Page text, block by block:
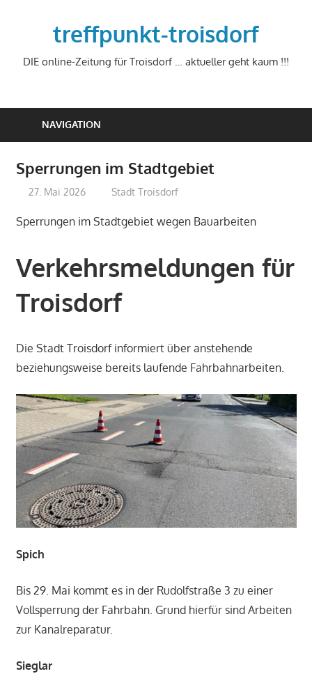
treffpunkt-troisdorf
DIE online-Zeitung für Troisdorf … aktueller geht kaum !!!
NAVIGATION
Sperrungen im Stadtgebiet
27. Mai 2026 treffpunkt
Stadt Troisdorf
Sperrungen im Stadtgebiet wegen Bauarbeiten
Verkehrsmeldungen für
Troisdorf
Die Stadt Troisdorf informiert über anstehende
beziehungsweise bereits laufende Fahrbahnarbeiten.
Spich
Bis 29. Mai kommt es in der Rudolfstraße 3 zu einer
Vollsperrung der Fahrbahn. Grund hierfür sind Arbeiten
zur Kanalreparatur.
Sieglar